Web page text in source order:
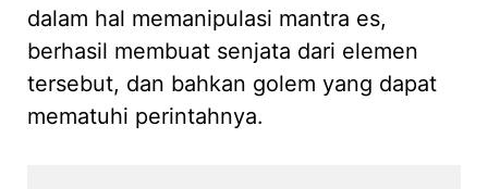
dalam hal memanipulasi mantra es,
berhasil membuat senjata dari elemen
tersebut, dan bahkan golem yang dapat
mematuhi perintahnya.